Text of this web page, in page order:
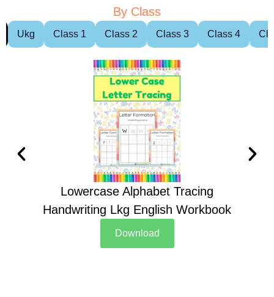
By Class
Ukg Class 1 Class 2 Class 3 Class 4
Lowercase Alphabet Tracing
Handwriting Lkg English Workbook
Download